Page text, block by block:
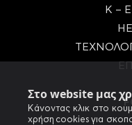
Στο website μας
Κάνοντας κλικ στο
χρήση cookies για
Κ –